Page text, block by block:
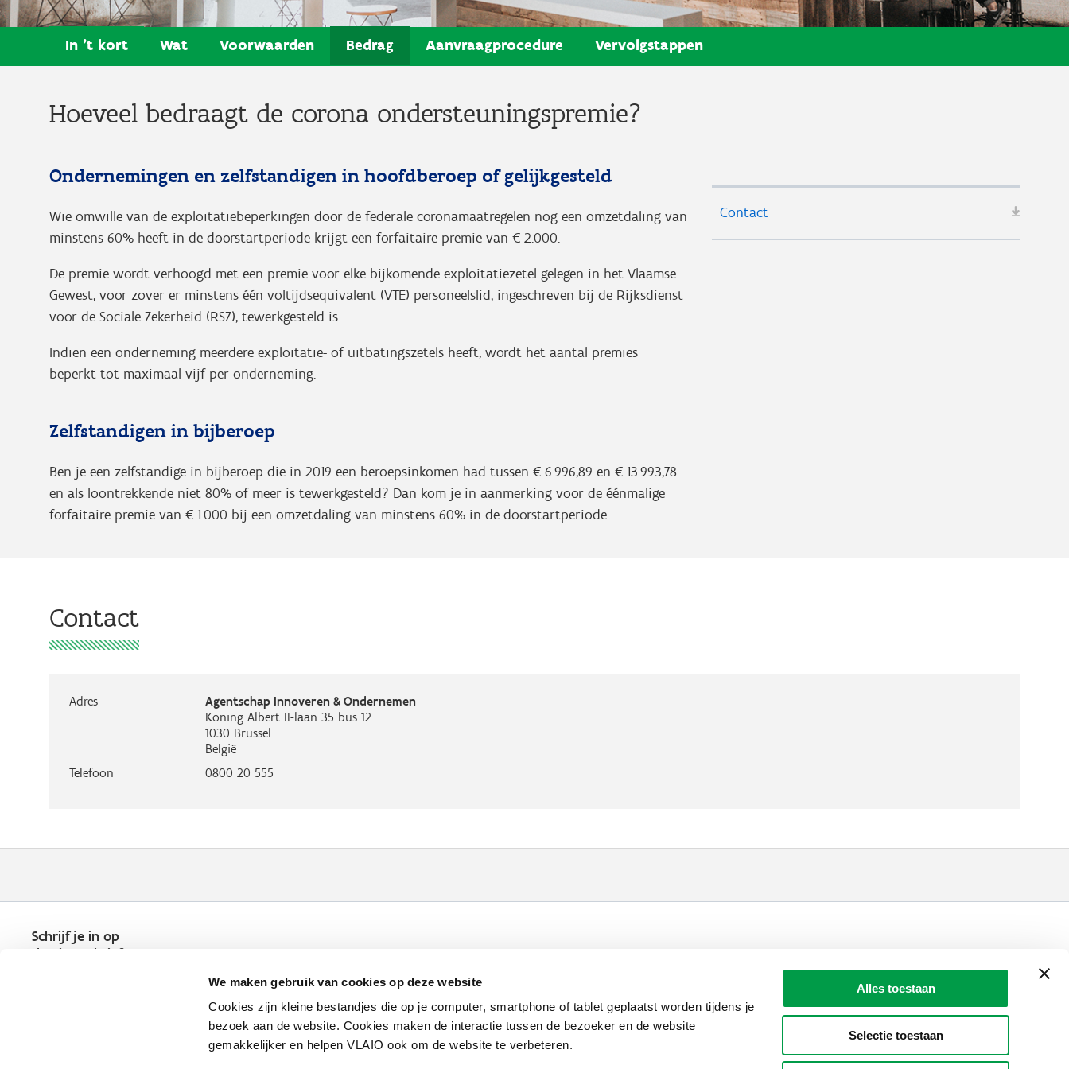
We maken gebruik van cookies op deze website
Cookies zijn kleine bestandjes die op je computer, smartphone of tablet geplaatst worden tijdens je
bezoek aan de website. Cookies maken de interactie tussen de bezoeker en de website
gemakkelijker en helpen VLAIO ook om de website te verbeteren.
Alles toestaan
Selectie toestaan
In 't kort Wat Voorwaarden Bedrag Aanvraagprocedure Vervolgstappen
Hoeveel bedraagt de corona ondersteuningspremie?
Ondernemingen en zelfstandigen in hoofdberoep of gelijkgesteld
Wie omwille van de exploitatiebeperkingen door de federale coronamaatregelen nog een omzetdaling van
minstens 60% heeft in de doorstartperiode krijgt een forfaitaire premie van € 2.000.
De premie wordt verhoogd met een premie voor elke bijkomende exploitatiezetel gelegen in het Vlaamse
Gewest, voor zover er minstens één voltijdsequivalent (VTE) personeelslid, ingeschreven bij de Rijksdienst
voor de Sociale Zekerheid (RSZ), tewerkgesteld is.
Indien een onderneming meerdere exploitatie- of uitbatingszetels heeft, wordt het aantal premies
beperkt tot maximaal vijf per onderneming.
Zelfstandigen in bijberoep
Ben je een zelfstandige in bijberoep die in 2019 een beroepsinkomen had tussen € 6.996,89 en € 13.993,78
en als loontrekkende niet 80% of meer is tewerkgesteld? Dan kom je in aanmerking voor de éénmalige
forfaitaire premie van € 1.000 bij een omzetdaling van minstens 60% in de doorstartperiode.
Contact
Contact
Adres
Agentschap Innoveren & Ondernemen
Koning Albert II-laan 35 bus 12
1030 Brussel
België
Telefoon
0800 20 555
Schrijf je in op
de nieuwsbrief
Communicatieverplichtingen & logo'sKlachten, meldingen & fraudebestrijding